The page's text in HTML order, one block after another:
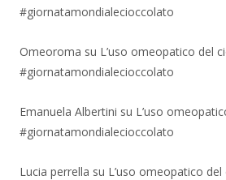
#giornatamondialecioccolato
Omeoroma su L’uso omeopatico del
#giornatamondialecioccolato
Emanuela Albertini su L’uso
#giornatamondialecioccolato
Lucia perrella su L’uso omeopatico